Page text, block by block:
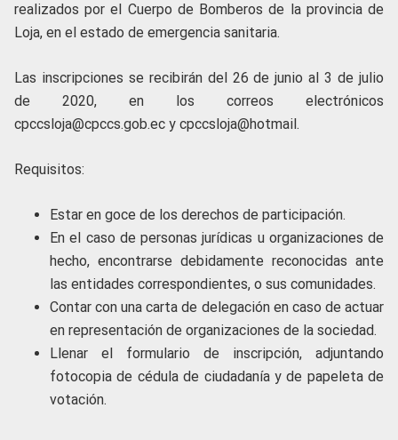
realizados por el Cuerpo de Bomberos de la provincia de
Loja, en el estado de emergencia sanitaria.
Las inscripciones se recibirán del 26 de junio al 3 de julio
de 2020, en los correos electrónicos
cpccsloja@cpccs.gob.ec y cpccsloja@hotmail .
Requisitos:
Estar en goce de los derechos de participación.
En el caso de personas jurídicas u organizaciones de
hecho, encontrarse debidamente reconocidas ante
las entidades correspondientes, o sus comunidades.
Contar con una carta de delegación en caso de actuar
en representación de organizaciones de la sociedad.
Llenar el formulario de inscripción, adjuntando
fotocopia de cédula de ciudadanía y de papeleta de
votación.